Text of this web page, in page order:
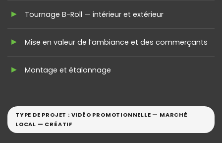
Tournage B-Roll — intérieur et extérieur
Mise en valeur de l’ambiance et des commerçants
Montage et étalonnage
TYPE DE PROJET : VIDÉO PROMOTIONNELLE — MARCHÉ
LOCAL — CRÉATIF